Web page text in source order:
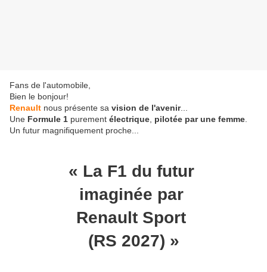
Fans de l'automobile,
Bien le bonjour!
Renault nous présente sa vision de l'avenir...
Une Formule 1 purement électrique pilotée par une femme
Un futur magnifiquement proche...
« La F1 du futur
imaginée par
Renault Sport
(RS 2027) »